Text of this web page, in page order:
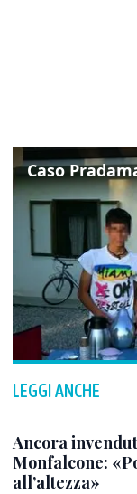
LEGGI ANCHE
Ancora
Monfalcone:
all’altezza»